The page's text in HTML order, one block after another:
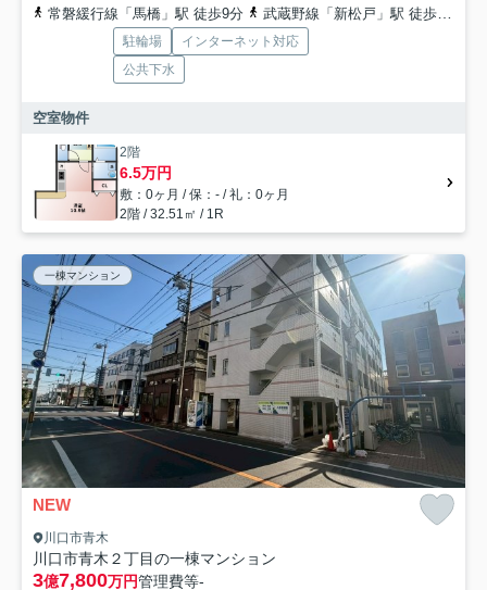
常磐緩行線「馬橋」駅 徒歩9分
武蔵野線「新松戸」駅 徒歩20分
駐輪場
インターネット対応
公共下水
空室物件
2階
6.5万円
敷：0ヶ月 / 保：- / 礼：0ヶ月
2階 / 32.51㎡ / 1R
一棟マンション
NEW
川口市青木
川口市青木２丁目の一棟マンション
3億7,800万円管理費等-